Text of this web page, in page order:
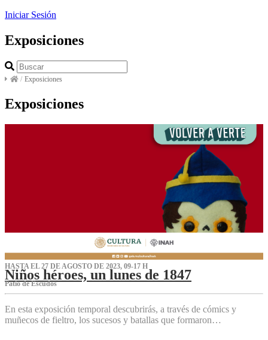
Iniciar Sesión
Exposiciones
/ Exposiciones
Exposiciones
HASTA EL 27 DE AGOSTO DE 2023, 09-17 H
Niños héroes, un lunes de 1847
Patio de Escudos
En esta exposición temporal descubrirás, a través de cómics y
muñecos de fieltro, los sucesos y batallas que formaron…